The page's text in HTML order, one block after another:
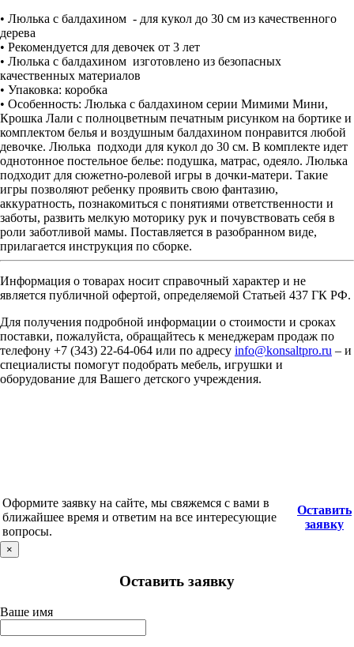
• Люлька с балдахином - для кукол до 30 см из качественного
дерева
• Рекомендуется для девочек от 3 лет
• Люлька с балдахином изготовлено из безопасных
качественных материалов
• Упаковка: коробка
• Особенность: Люлька с балдахином серии Мимими Мини,
Крошка Лали с полноцветным печатным рисунком на бортике и
комплектом белья и воздушным балдахином понравится любой
девочке. Люлька подходи для кукол до 30 см. В комплекте идет
однотонное постельное белье: подушка, матрас, одеяло. Люлька
подходит для сюжетно-ролевой игры в дочки-матери. Такие
игры позволяют ребенку проявить свою фантазию,
аккуратность, познакомиться с понятиями ответственности и
заботы, развить мелкую моторику рук и почувствовать себя в
роли заботливой мамы. Поставляется в разобранном виде,
прилагается инструкция по сборке.
Информация о товарах носит справочный характер и не
является публичной офертой, определяемой Статьей 437 ГК РФ.
Для получения подробной информации о стоимости и сроках
поставки, пожалуйста, обращайтесь к менеджерам продаж по
телефону +7 (343) 22-64-064 или по адресу info@konsaltpro.ru – и
специалисты помогут подобрать мебель, игрушки и
оборудование для Вашего детского учреждения.
Оформите заявку на сайте, мы свяжемся с вами в
ближайшее время и ответим на все интересующие
вопросы.
Оставить
заявку
×
Оставить заявку
Ваше имя